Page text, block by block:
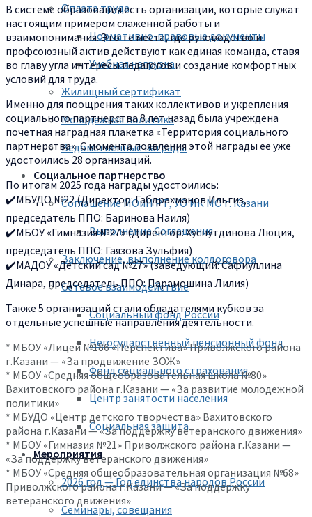
Оплата труда
Нормативно-правовые документы
Учебная нагрузка
Жилищный сертификат
Молодежная политика
Ведомственные награды
Социальное партнерство
Соглашение МОиН РТ, УО ИК МО г. Казани
Выполнение Соглашения
Заключение, выполнение колдоговора
Сетевое взаимодействие
Социальный фонд России
Негосударственный пенсионный фонд
Фонд социального страхования
Центр занятости населения
Социальная защита
Мероприятия
2026 год — Год единства народов России
Семинары, совещания
В системе образования есть организации, которые служат
настоящим примером слаженной работы и
взаимопонимания. Это те места, где руководство и
профсоюзный актив действуют как единая команда, ставя
во главу угла интересы педагогов и создание комфортных
условий для труда.
Именно для поощрения таких коллективов и укрепления
социального партнерства 8 лет назад была учреждена
почетная наградная плакетка «Территория социального
партнерства». С момента появления этой награды ее уже
удостоились 28 организаций.
По итогам 2025 года награды удостоились:
✔️МБУДО №22 (Директор: Габдрахманов Ильгиз,
председатель ППО: Баринова Наиля)
✔️МБОУ «Гимназия №27» (Директор: Хуснутдинова Люция,
председатель ППО: Гаязова Зульфия)
✔️МАДОУ «Детский сад №27» (заведующий: Сафиуллина
Динара, председатель ППО: Парамошина Лилия)
Также 5 организаций стали обладателями кубков за
отдельные успешные направления деятельности.
* МБОУ «Лицей №186 «Перспектива» Приволжского района
г.Казани — «За продвижение ЗОЖ»
* МБОУ «Средняя общеобразовательная школа №80»
Вахитовского района г.Казани — «За развитие молодежной
политики»
* МБУДО «Центр детского творчества» Вахитовского
района г.Казани — «За поддержку ветеранского движения»
* МБОУ «Гимназия №21» Приволжского района г.Казани —
«За поддержку ветеранского движения»
* МБОУ «Средняя общеобразовательная организация №68»
Приволжского района г.Казани — «За поддержку
ветеранского движения»